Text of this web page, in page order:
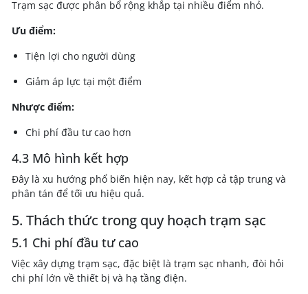
Trạm sạc được phân bổ rộng khắp tại nhiều điểm nhỏ.
Ưu điểm:
Tiện lợi cho người dùng
Giảm áp lực tại một điểm
Nhược điểm:
Chi phí đầu tư cao hơn
4.3 Mô hình kết hợp
Đây là xu hướng phổ biến hiện nay, kết hợp cả tập trung và
phân tán để tối ưu hiệu quả.
5. Thách thức trong quy hoạch trạm sạc
5.1 Chi phí đầu tư cao
Việc xây dựng trạm sạc, đặc biệt là trạm sạc nhanh, đòi hỏi
chi phí lớn về thiết bị và hạ tầng điện.